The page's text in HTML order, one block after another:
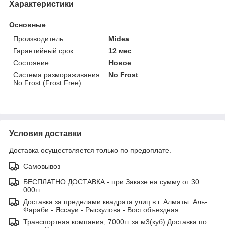
Характеристики
Основные
Производитель
Midea
Гарантийный срок
12 мес
Состояние
Новое
Система размораживания
No Frost (Frost Free)
No Frost
Условия доставки
Доставка осуществляется только по предоплате.
Самовывоз
БЕСПЛАТНО ДОСТАВКА - при Заказе на сумму от 30
000тг
Доставка за пределами квадрата улиц в г. Алматы: Аль-
Фараби - Яссауи - Рыскулова - Вост.объездная.
Транспортная компания, 7000тг за м3(куб) Доставка по